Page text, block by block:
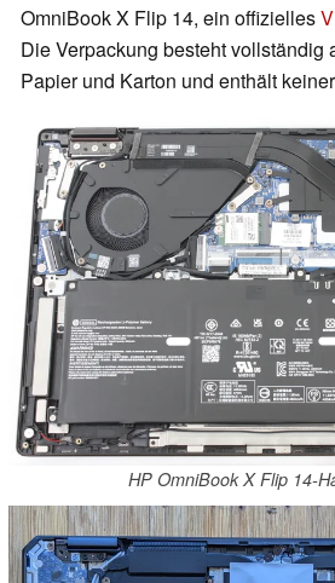
OmniBook X Flip 14, ein offizielles
Die Verpackung besteht vollständig
Papier und Karton und enthält
HP OmniBook X Flip 14-